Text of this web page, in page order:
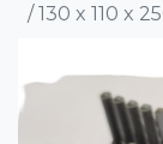
/ 130 x 110 x